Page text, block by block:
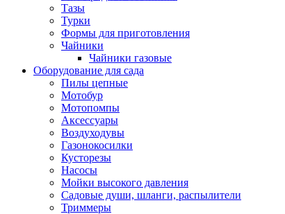
Тазы
Турки
Формы для приготовления
Чайники
Чайники газовые
Оборудование для сада
Пилы цепные
Мотобур
Мотопомпы
Аксессуары
Воздуходувы
Газонокосилки
Кусторезы
Насосы
Мойки высокого давления
Садовые души, шланги, распылители
Триммеры